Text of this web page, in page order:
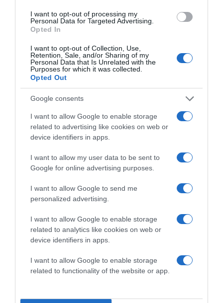
I want to opt-out of processing my
Personal Data for Targeted Advertising.
Opted In
I want to opt-out of Collection, Use,
Retention, Sale, and/or Sharing of my
Personal Data that Is Unrelated with the
Purposes for which it was collected.
Opted Out
Google consents
I want to allow Google to enable storage
related to advertising like cookies on web or
device identifiers in apps.
I want to allow my user data to be sent to
Google for online advertising purposes.
I want to allow Google to send me
personalized advertising.
I want to allow Google to enable storage
related to analytics like cookies on web or
device identifiers in apps.
I want to allow Google to enable storage
related to functionality of the website or app.
Megosztás: Facebook Twitter Pinterest
Címkék: randi ,tanácsok ,esély
Korábbi bejegyzések
HASONLÓ BEJEGYZÉSEK